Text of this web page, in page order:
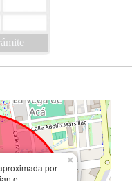
por
×